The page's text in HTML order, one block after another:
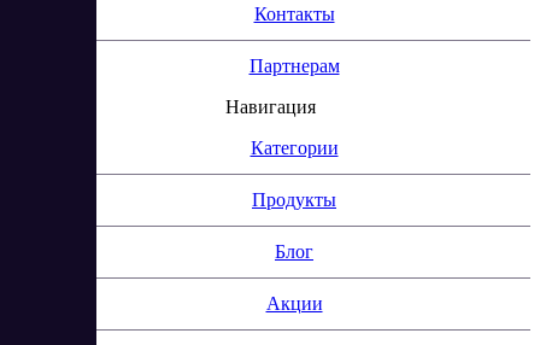
Контакты
Партнерам
Навигация
Категории
Продукты
Блог
Акции